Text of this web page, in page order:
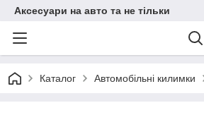
Аксесуари на авто та не тільки
Каталог Автомобільні килимки